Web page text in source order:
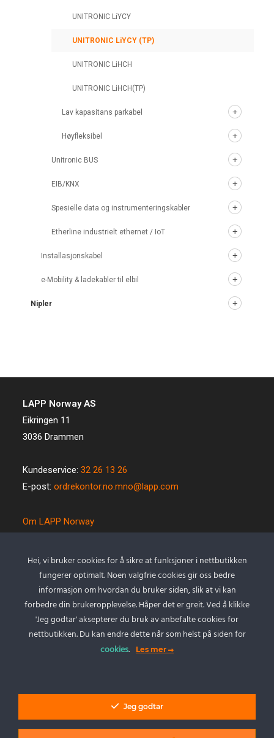
UNITRONIC LiYCY
UNITRONIC LiYCY (TP)
UNITRONIC LiHCH
UNITRONIC LiHCH(TP)
Lav kapasitans parkabel
Høyfleksibel
Unitronic BUS
EIB/KNX
Spesielle data og instrumenteringskabler
Etherline industrielt ethernet / IoT
Installasjonskabel
e-Mobility & ladekabler til elbil
Nipler
LAPP Norway AS
Eikringen 11
3036 Drammen
Kundeservice:32 26 13 26
E-post:ordrekontor.no.mno@lapp.com
Om LAPP Norway
Kvalitet og miljø
Betingelser
Kontakt oss
Cookie policy
Personvernserklæring
Hei, vi bruker cookies for å sikre at funksjoner i nettbutikken
fungerer optimalt. Noen valgfrie cookies gir oss bedre
informasjon om hvordan du bruker siden, slik at vi kan
forbedre din brukeropplevelse. Håper det er greit. Ved å klikke
'Jeg godtar' aksepterer du bruk av anbefalte cookies for
nettbutikken. Du kan endre dette når som helst på siden for
cookies. Les mer
Jeg godtar